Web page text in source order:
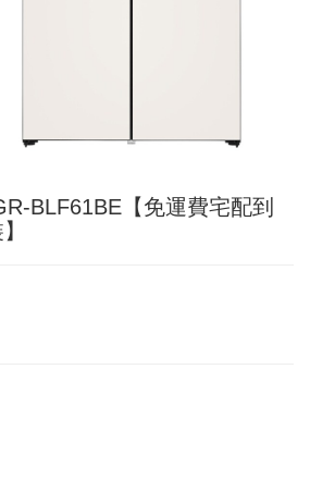
BLF61BE【免運費宅配到